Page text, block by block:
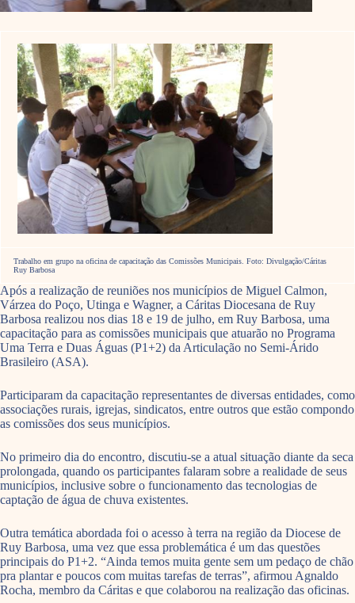
Trabalho em grupo na oficina de capacitação das Comissões Municipais. Foto: Divulgação/Cáritas
Ruy Barbosa
Após a realização de reuniões nos municípios de Miguel Calmon,
Várzea do Poço, Utinga e Wagner, a Cáritas Diocesana de Ruy
Barbosa realizou nos dias 18 e 19 de julho, em Ruy Barbosa, uma
capacitação para as comissões municipais que atuarão no Programa
Uma Terra e Duas Águas (P1+2) da Articulação no Semi-Árido
Brasileiro (ASA).
Participaram da capacitação representantes de diversas entidades, como
associações rurais, igrejas, sindicatos, entre outros que estão compondo
as comissões dos seus municípios.
No primeiro dia do encontro, discutiu-se a atual situação diante da seca
prolongada, quando os participantes falaram sobre a realidade de seus
municípios, inclusive sobre o funcionamento das tecnologias de
captação de água de chuva existentes.
Outra temática abordada foi o acesso à terra na região da Diocese de
Ruy Barbosa, uma vez que essa problemática é um das questões
principais do P1+2. “Ainda temos muita gente sem um pedaço de chão
pra plantar e poucos com muitas tarefas de terras”, afirmou Agnaldo
Rocha, membro da Cáritas e que colaborou na realização das oficinas.